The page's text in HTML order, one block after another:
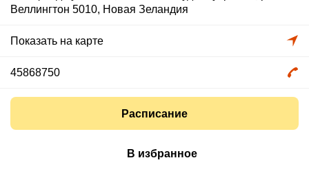
Веллингтон 5010, Новая Зеландия
Показать на карте
45868750
Расписание
В избранное